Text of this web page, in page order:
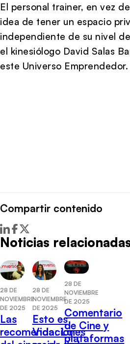
El personal trainer, en vez
idea de tener un espacio
independiente de su nivel
el kinesiólogo David Salas
este Universo Emprendedor.
Compartir contenido
Noticias
28 DE
NOVIEMBRE
DE 2025
Las
recomendaciones
28 DE
NOVIEMBRE
DE 2025
Esto es
Vida: Lo
28 DE
NOVIEMBRE
DE 2025
Comentario
de Cine y
plataformas